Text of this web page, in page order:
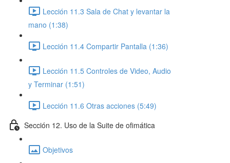
Lección 11.3 Sala de Chat y levantar la
mano (1:38)
Lección 11.4 Compartir Pantalla (1:36)
Lección 11.5 Controles de Video, Audio
y Terminar (1:51)
Lección 11.6 Otras acciones (5:49)
Sección 12. Uso de la Suite de ofimática
Objetivos